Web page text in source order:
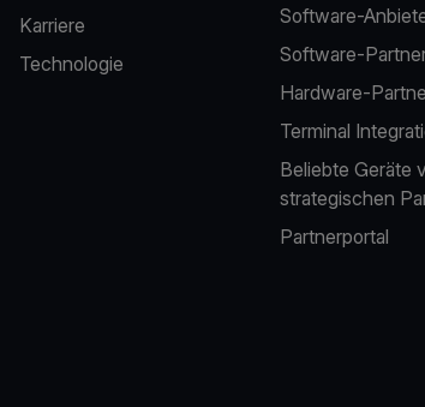
Karriere
Technologie
Software-
Software-
Hardware-
Terminal
Beliebte Geräte
strategischen
Partnerportal